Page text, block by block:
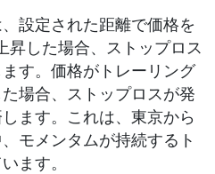
設定された距離で価格を
昇した場合、ストップロス
す。価格がトレーリング
場合、ストップロスが発
ます。これは、東京から
モメンタムが持続するト
ます。